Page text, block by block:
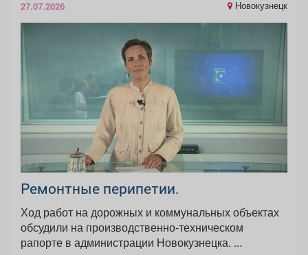
27.07.2026
Новокузнецк
Ремонтные перипетии.
Ход работ на дорожных и коммунальных объектах
обсудили на производственно-техническом
рапорте в администрации Новокузнецка. ...